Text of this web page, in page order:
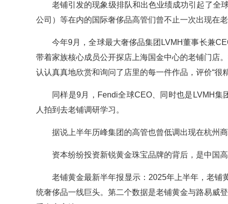
老铺引发的现象级排队和出色业绩成功引起了
公司）等在内的国际奢侈品高管们曾不止一次出现在老
今年9月，全球最大奢侈品集团LVMH董事长兼
带着家族核心成员公开探店上海国金中心的老铺门店
认认真真地欣赏和询问了店里的每一件作品，评价“很
同样是9月，Fendi全球CEO、同时也是LVMH
人拍到去老铺调研学习。
据说上半年历峰集团的高管也曾低调出现在杭州商
资本纷纷投资新锐黄金珠宝品牌的背后，是中国
老铺黄金最新半年报显示：2025年上半年，老铺
统奢侈品一线巨头。第二个数据是老铺黄金与路易威